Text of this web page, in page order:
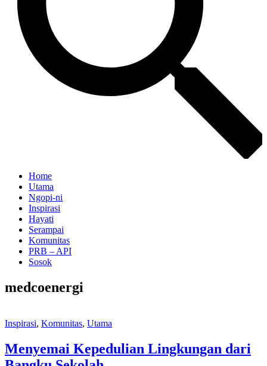
Home
Utama
Ngopi-ni
Inspirasi
Hayati
Serampai
Komunitas
PRB – API
Sosok
medcoenergi
Inspirasi, Komunitas, Utama
Menyemai Kepedulian Lingkungan dari